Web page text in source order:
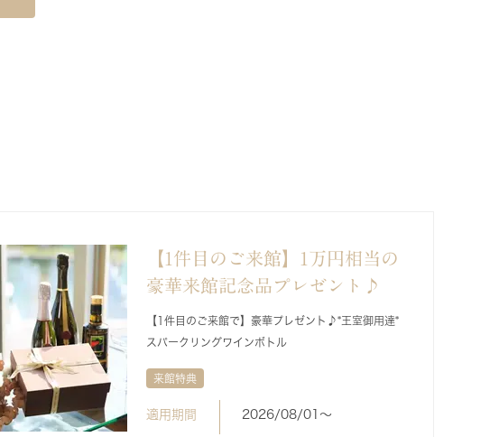
【1件目のご来館】1万円相当の
豪華来館記念品プレゼント♪
【1件目のご来館で】豪華プレゼント♪*王室御用達*
スパークリングワインボトル
来館特典
適用期間 2026/08/01〜